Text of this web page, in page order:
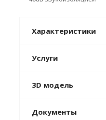
Характеристики
Услуги
3D модель
Документы